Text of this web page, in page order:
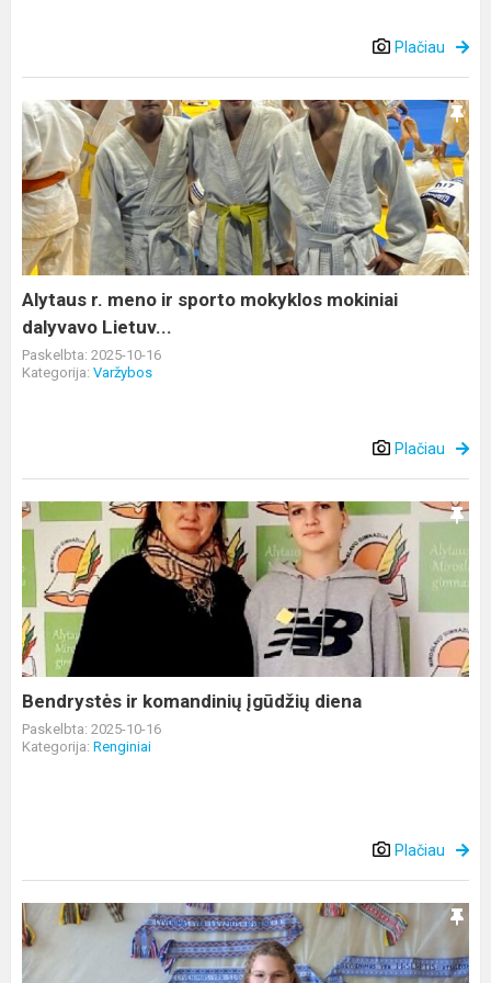
Plačiau
Alytaus
r.
meno
ir
sporto
mokyklos
mokiniai
dalyvavo
Lietuv...
Alytaus r. meno ir sporto mokyklos mokiniai
dalyvavo Lietuv...
Paskelbta: 2025-10-16
Kategorija: Varžybos
Plačiau
Bendrystės
komandinių
įgūdžių
diena
Bendrystės ir komandinių įgūdžių diena
Paskelbta: 2025-10-16
Kategorija: Renginiai
Plačiau
Verebiejų
bibliotekoje
–